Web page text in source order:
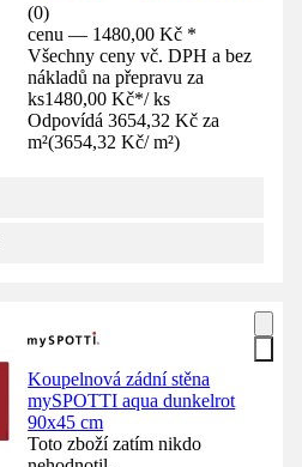
(0)
cenu — 1480,00 Kč *
Všechny ceny vč. DPH a bez
nákladů na přepravu za
ks1480,00 Kč*/ ks
Odpovídá 3654,32 Kč za
m²(3654,32 Kč/ m²)
Koupelnová zádní stěna
mySPOTTI aqua dunkelrot
90x45 cm
Toto zboží zatím nikdo